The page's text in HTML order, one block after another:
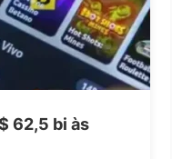
62,5 bi às